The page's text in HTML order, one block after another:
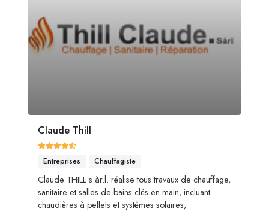
Claude Thill
Entreprises Chauffagiste
Claude THILL s.àr.l. réalise tous travaux de chauffage,
sanitaire et salles de bains clés en main, incluant
chaudières à pellets et systèmes solaires,